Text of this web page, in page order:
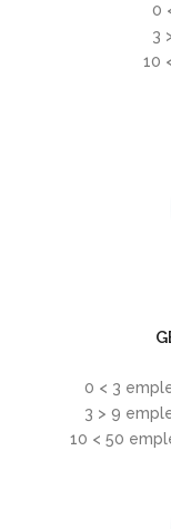
0
3
10
0 < 3
3 > 9
10 < 50